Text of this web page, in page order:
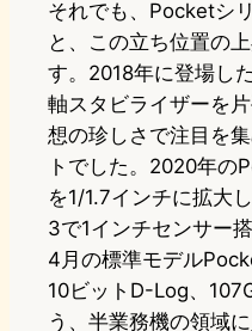
それでも、Pocketシ
と、この立ち位置の
す。2018年に登場し
軸スタビライザーを
想の珍しさで注目を
トでした。2020年の
を1/1.7インチに拡大
3で1インチセンサー
4月の標準モデル
10ビットD-Log、
う、半業務機の領域